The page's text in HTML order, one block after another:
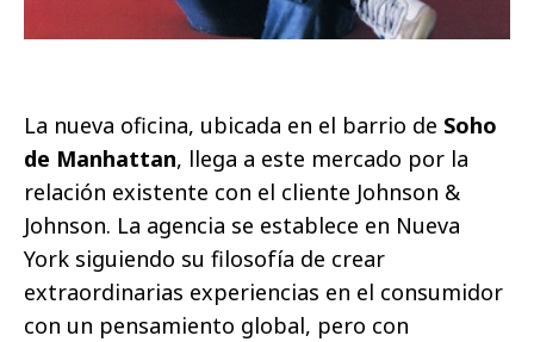
La nueva oficina, ubicada en el barrio de Soho
de Manhattan, llega a este mercado por la
relación existente con el cliente Johnson &
Johnson. La agencia se establece en Nueva
York siguiendo su filosofía de crear
extraordinarias experiencias en el consumidor
con un pensamiento global, pero con